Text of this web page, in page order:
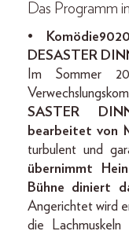
Das Programm
•
DESASTER
Im Sommer
SASTER
bearbeitet von
turbulent und
übernimmt
Bühne diniert
Angerichtet wird
die